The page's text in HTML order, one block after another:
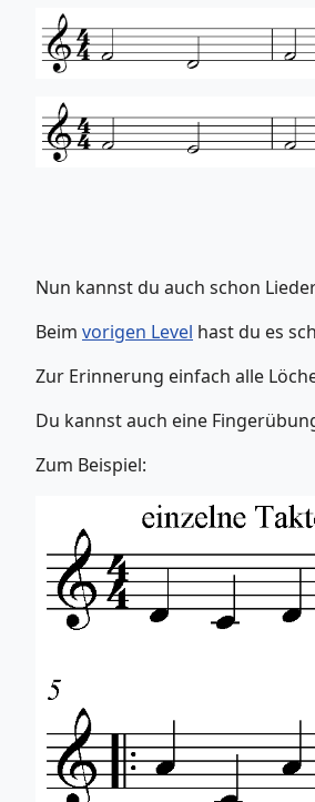
Nun kannst du auch schon
Beim vorigen Level hast du es
Zur Erinnerung einfach alle
Du kannst auch eine
Zum Beispiel: